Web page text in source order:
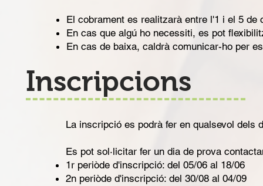
El cobrament es realitzarà entre l'1 i el 5 de
En cas que algú ho necessiti, es pot
En cas de baixa, caldrà comunicar-ho per
Inscripcions
La inscripció es podrà fer en qualsevol dels
Es pot sol·licitar fer un dia de prova
1r periòde d'inscripció: del 05/06 al 18/06
2n periòde d'inscripció: del 30/08 al 04/09